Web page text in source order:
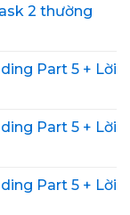
2 thường
Part 5 + Lời
Part 5 + Lời
Part 5 + Lời